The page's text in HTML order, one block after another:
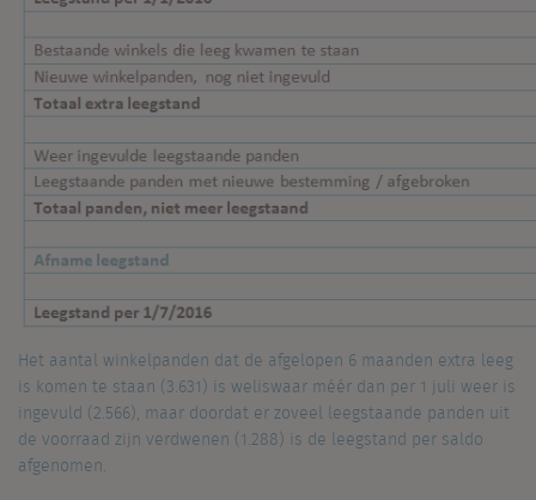
Het aantal winkelpanden dat de afgelopen 6 maanden extra leeg
is komen te staan (3.631) is weliswaar méér dan per 1 juli weer is
ingevuld (2.566), maar doordat er zoveel leegstaande panden uit
de voorraad zijn verdwenen (1.288) is de leegstand per saldo
afgenomen.